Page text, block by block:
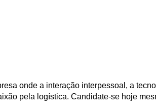
onde a interação interpessoal, a
pela logística. Candidate-se hoje